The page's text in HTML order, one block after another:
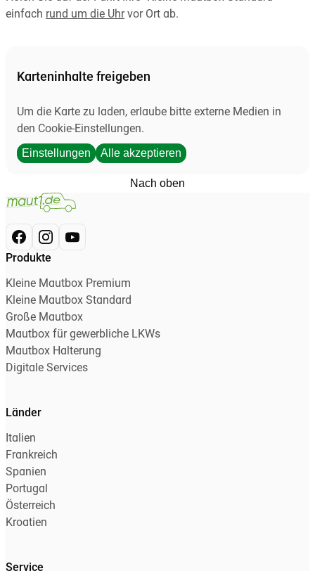
einfach rund um die Uhrvor Ort ab.
Karteninhalte freigeben
Um die Karte zu laden, erlaube bitte externe Medien in
den Cookie-Einstellungen.
Einstellungen Alle akzeptieren
Nach oben
Produkte
Kleine Mautbox Premium
Kleine Mautbox Standard
Große Mautbox
Mautbox für gewerbliche LKWs
Mautbox Halterung
Digitale Services
Länder
Italien
Frankreich
Spanien
Portugal
Österreich
Kroatien
Service